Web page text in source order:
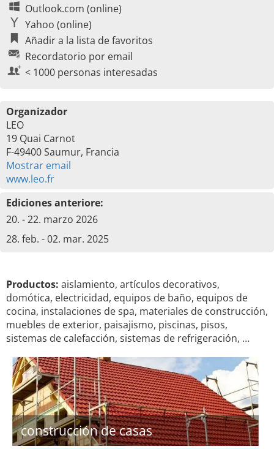
Outlook.com (online)
Yahoo (online)
Añadir a la lista de favoritos
Recordatorio por email
< 1000 personas interesadas
Organizador
LEO
19 Quai Carnot
F-49400 Saumur, Francia
Mostrar email
www.leo.fr
Ediciones anteriore:
20. - 22. marzo 2026
28. feb. - 02. mar. 2025
Productos: aislamiento, artículos decorativos,
domótica, electricidad, equipos de baño, equipos de
cocina, instalaciones de spa, materiales de construcción,
muebles de exterior, paisajismo, piscinas, pisos,
sistemas de calefacción, sistemas de refrigeración, …
construcción de casas